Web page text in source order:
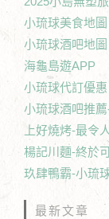
小琉球美食地圖
小琉球酒吧地圖
海龜島遊APP
小琉球代訂優惠
小琉球酒吧推
上好燒烤-最令
楊記川麵-終於
玖肆鴨霸-小琉
最新文章